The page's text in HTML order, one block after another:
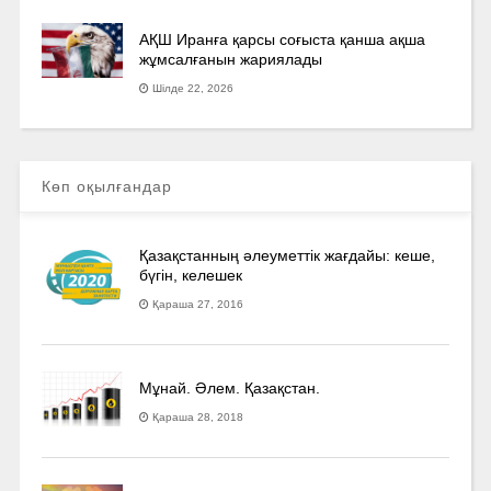
АҚШ Иранға қарсы соғыста қанша ақша
жұмсалғанын жариялады
Шілде 22, 2026
Көп оқылғандар
Қазақстанның әлеуметтік жағдайы: кеше,
бүгін, келешек
Қараша 27, 2016
Мұнай. Әлем. Қазақстан.
Қараша 28, 2018